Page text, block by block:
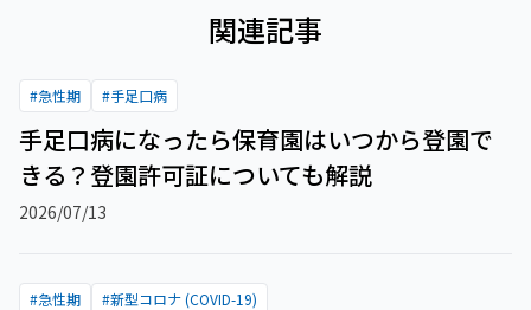
関連記事
#急性期 #手足口病
手足口病になったら保育園はいつから登園で
きる？登園許可証についても解説
2026/07/13
#急性期 #新型コロナ (COVID-19)